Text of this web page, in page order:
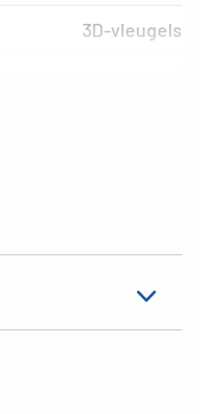
3D-vleugels